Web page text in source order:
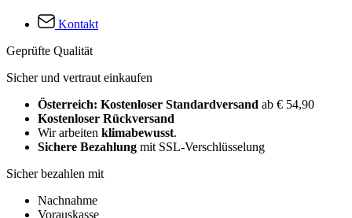
Kontakt
Geprüfte Qualität
Sicher und vertraut einkaufen
Österreich: Kostenloser Standardversand ab € 54,90
Kostenloser Rückversand
Wir arbeiten klimabewusst.
Sichere Bezahlung mit SSL-Verschlüsselung
Sicher bezahlen mit
Nachnahme
Vorauskasse